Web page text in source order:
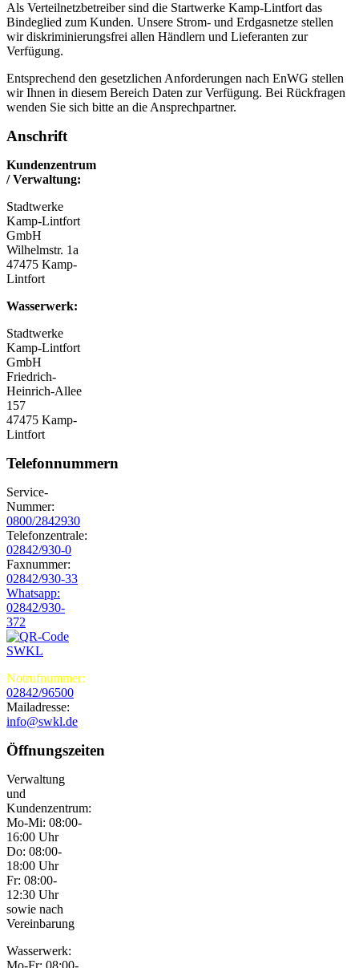
Als Verteilnetzbetreiber sind die Startwerke Kamp-Lintfort das
Bindeglied zum Kunden. Unsere Strom- und Erdgasnetze stellen
wir diskriminierungsfrei allen Händlern und Lieferanten zur
Verfügung.
Entsprechend den gesetzlichen Anforderungen nach EnWG stellen
wir Ihnen in diesem Bereich Daten zur Verfügung. Bei Rückfragen
wenden Sie sich bitte an die Ansprechpartner.
Anschrift
Kundenzentrum
/ Verwaltung:
Stadtwerke
Kamp-Lintfort
GmbH
Wilhelmstr. 1a
47475 Kamp-
Lintfort
Wasserwerk:
Stadtwerke
Kamp-Lintfort
GmbH
Friedrich-
Heinrich-Allee
157
47475 Kamp-
Lintfort
Telefonnummern
Service-
Nummer:
0800/2842930
Telefonzentrale:
02842/930-0
Faxnummer:
02842/930-33
Whatsapp:
02842/930-
372
Notrufnummer:
02842/96500
Mailadresse:
info@swkl.de
Öffnungszeiten
Verwaltung
und
Kundenzentrum:
Mo-Mi: 08:00-
16:00 Uhr
Do: 08:00-
18:00 Uhr
Fr: 08:00-
12:30 Uhr
sowie nach
Vereinbarung
Wasserwerk:
Mo-Fr: 08:00-